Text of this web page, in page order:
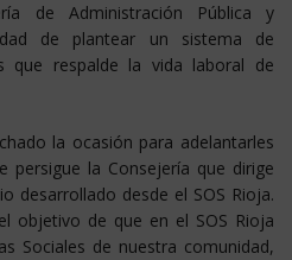
de Administración Pública y
de plantear un sistema de
que respalde la vida laboral de
la ocasión para adelantarles
persigue la Consejería que dirige
desarrollado desde el SOS Rioja.
objetivo de que en el SOS Rioja
Sociales de nuestra comunidad,